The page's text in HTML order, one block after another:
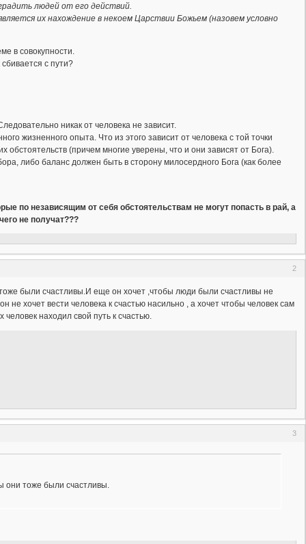
людей от его действий.
их нахождение в некоем Царствии Божьем (назовем условно
в совокупности.
с пути?
никак от человека не зависит.
жизненного опыта. Что из этого зависит от человека с той точки
(причем многие уверены, что и они зависят от Бога).
либо баланс должен быть в сторону милосердного Бога (как более
по независящим от себя обстоятельствам не могут попасть в рай, а
не получат???
2
были счастливы.И еще он хочет ,чтобы люди были счастливы не
хочет вести человека к счастью насильно , а хочет чтобы человек сам
находил свой путь к счастью.
3
они тоже были счастливы.